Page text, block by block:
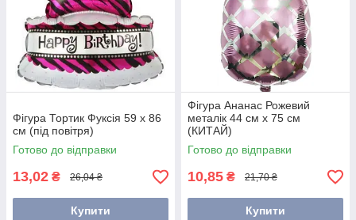
Фігура Тортик Фуксія 59 х 86
см (під повітря)
Готово до відправки
13,02 ₴ 26,04 ₴
Купити
Фігура Ананас Рожевий
металік 44 см х 75 см
(КИТАЙ)
Готово до відправки
10,85 ₴ 21,70 ₴
Купити